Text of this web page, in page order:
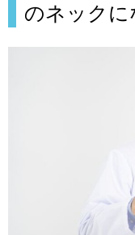
のネックに